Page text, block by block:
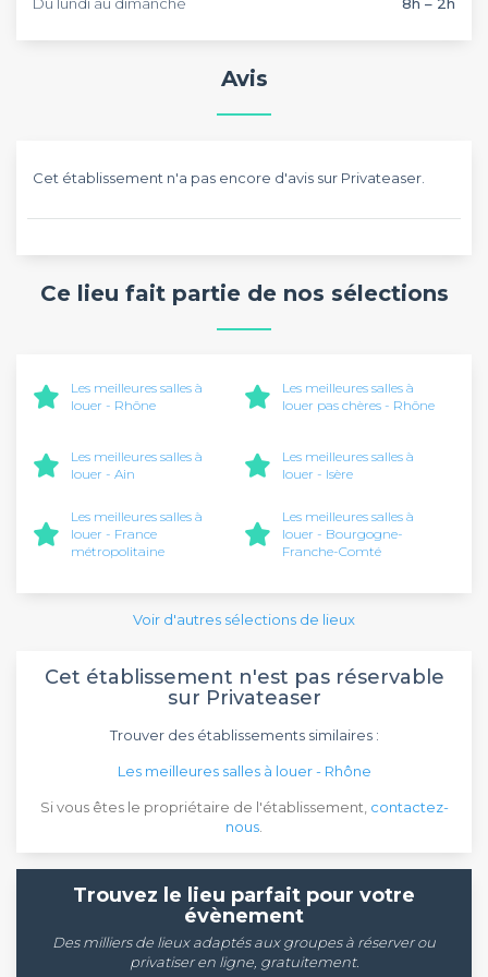
Avis
Cet établissement n'a pas encore d'avis sur Privateaser.
Ce lieu fait partie de nos sélections
Les meilleures salles à
louer - Rhône
Les meilleures salles à
louer pas chères - Rhône
Les meilleures salles à
louer - Ain
Les meilleures salles à
louer - Isère
Les meilleures salles à
louer - France
métropolitaine
Les meilleures salles à
louer - Bourgogne-
Franche-Comté
Voir d'autres sélections de lieux
Cet établissement n'est pas réservable
sur Privateaser
Trouver des établissements similaires :
Les meilleures salles à louer - Rhône
Si vous êtes le propriétaire de l'établissement, contactez-
nous
Trouvez le lieu parfait pour votre
évènement
Des milliers de lieux adaptés aux groupes à réserver ou
privatiser en ligne, gratuitement.